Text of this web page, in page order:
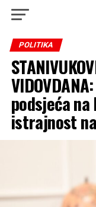
POLITIKA
podsjeća
istrajnost